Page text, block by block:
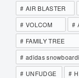
AIR BLASTER
VOLCOM
FAMILY TREE
adidas
UNFUDGE